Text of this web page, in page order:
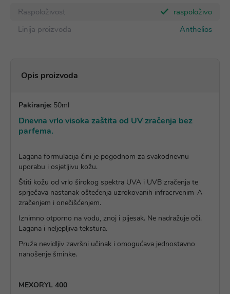
Raspoloživost
raspoloživo
Linija proizvoda
Anthelios
Opis proizvoda
Pakiranje: 50ml
Dnevna vrlo visoka zaštita od UV zračenja bez
parfema.
Lagana formulacija čini je pogodnom za svakodnevnu
uporabu i osjetljivu kožu.
Štiti kožu od vrlo širokog spektra UVA i UVB zračenja te
sprječava nastanak oštećenja uzrokovanih infracrvenim-A
zračenjem i onečišćenjem.
Iznimno otporno na vodu, znoj i pijesak. Ne nadražuje oči.
Lagana i neljepljiva tekstura.
Pruža nevidljiv završni učinak i omogućava jednostavno
nanošenje šminke.
MEXORYL 400